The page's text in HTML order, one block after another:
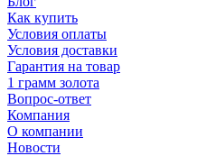
Как купить
Условия оплаты
Условия доставки
Гарантия на товар
1 грамм золота
Вопрос-ответ
Компания
О компании
Новости